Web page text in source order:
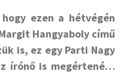
ezen a hétvégén
Hangyaboly című
is, ez egy Parti Nagy
írónő is megértené…